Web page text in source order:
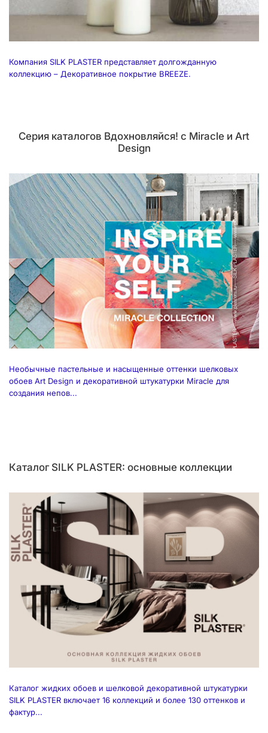
Компания SILK PLASTER представляет долгожданную
коллекцию – Декоративное покрытие BREEZE.
Серия каталогов Вдохновляйся! с Miracle и Art
Design
Необычные пастельные и насыщенные оттенки шелковых
обоев Art Design и декоративной штукатурки Miracle для
создания непов...
Каталог SILK PLASTER: основные коллекции
Каталог жидких обоев и шелковой декоративной штукатурки
SILK PLASTER включает 16 коллекций и более 130 оттенков и
фактур...